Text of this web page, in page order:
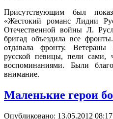
Присутствующим был
«Жестокий романс Лидии
Отечественной войны Л.
бригад объездила все
отдавала фронту.
русской певицы, пели сами,
воспоминаниями. Были
внимание.
Маленькие герои
Опубликовано: 13.05.2012 08:17